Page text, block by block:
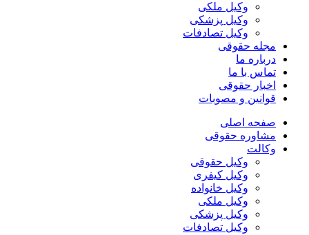
وکیل ملکی
وکیل پزشکی
وکیل تصادفات
مجله حقوقی
درباره ما
تماس با ما
اخبار حقوقی
قوانین و مصوبات
صفحه اصلی
مشاوره حقوقی
وکالت
وکیل حقوقی
وکیل کیفری
وکیل خانواده
وکیل ملکی
وکیل پزشکی
وکیل تصادفات